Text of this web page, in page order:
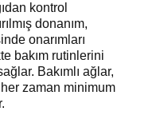
kontrol
donanım,
onarımları
bakım rutinlerini
Bakımlı ağlar,
zaman minimum